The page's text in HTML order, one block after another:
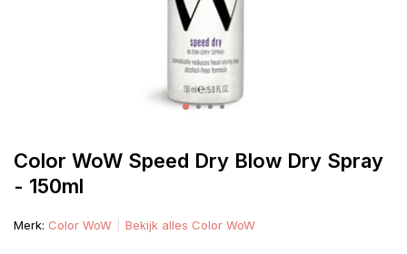
Color WoW Speed Dry Blow Dry Spray
- 150ml
Merk: Color WoW Bekijk alles Color WoW